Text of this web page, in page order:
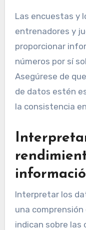
Las encuestas y
entrenadores y
proporcionar
números por sí
Asegúrese de
de datos estén
la consistencia
Interpretar los
una
indican sobre las